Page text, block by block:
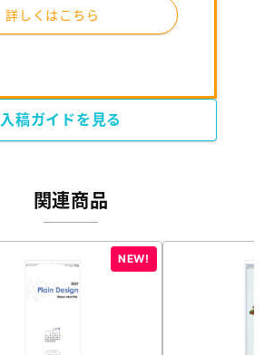
詳しくはこちら
入稿ガイドを見る
関連商品